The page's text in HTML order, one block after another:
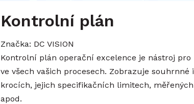
Kontrolní plán
Značka: DC VISION
Kontrolní plán operační excelence je nástroj
ve všech vašich procesech. Zobrazuje
krocích, jejich specifikačních limitech,
apod.